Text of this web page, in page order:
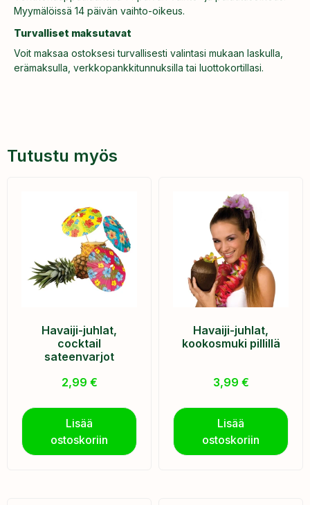
Myymälöissä 14 päivän vaihto-oikeus.
Turvalliset maksutavat
Voit maksaa ostoksesi turvallisesti valintasi mukaan laskulla,
erämaksulla, verkkopankkitunnuksilla tai luottokortillasi.
Tutustu myös
Havaiji-juhlat,
cocktail
sateenvarjot
2,99 €
Lisää
ostoskoriin
Havaiji-juhlat,
kookosmuki pillillä
3,99 €
Lisää
ostoskoriin